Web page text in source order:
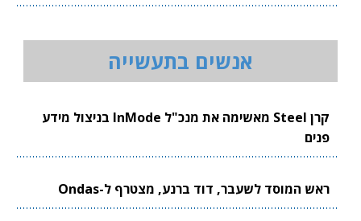
אנשים בתעשייה
קרן Steel מאשימה את מנכ"ל InMode בניצול מידע
פנים
ראש המוסד לשעבר, דוד ברנע, מצטרף ל-Ondas